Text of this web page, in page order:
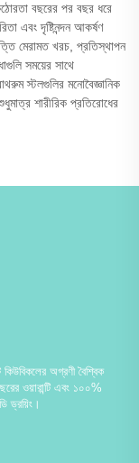
বছরের পর বছর ধরে
এবং দৃষ্টিনন্দন আকর্ষণ
মেরামত খরচ, প্রতিস্থাপন
সময়ের সাথে
স্টলগুলির মনোবৈজ্ঞানিক
শারীরিক প্রতিরোধের
অগ্রণী বৈশ্বিক
ওয়ারান্টি এবং ১০০%
ড্রয়িং।